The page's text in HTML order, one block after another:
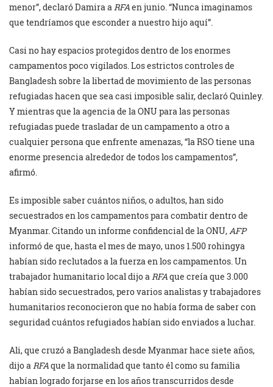
menor”, declaró Damira a RFAen junio. “Nunca imaginamos
que tendríamos que esconder a nuestro hijo aquí”.
Casi no hay espacios protegidos dentro de los enormes
campamentos poco vigilados. Los estrictos controles de
Bangladesh sobre la libertad de movimiento de las personas
refugiadas hacen que sea casi imposible salir, declaró Quinley.
Y mientras que la agencia de la ONU para las personas
refugiadas puede trasladar de un campamento a otro a
cualquier persona que enfrente amenazas, “la RSO tiene una
enorme presencia alrededor de todos los campamentos”,
afirmó.
Es imposible saber cuántos niños, o adultos, han sido
secuestrados en los campamentos para combatir dentro de
Myanmar. Citando un informe confidencial de la ONU, AFP
informó de que, hasta el mes de mayo, unos 1.500 rohingya
habían sido reclutados a la fuerza en los campamentos. Un
trabajador humanitario local dijo a RFAque creía que 3.000
habían sido secuestrados, pero varios analistas y trabajadores
humanitarios reconocieron que no había forma de saber con
seguridad cuántos refugiados habían sido enviados a luchar.
Ali, que cruzó a Bangladesh desde Myanmar hace siete años,
dijo a RFAque la normalidad que tanto él como su familia
habían logrado forjarse en los años transcurridos desde